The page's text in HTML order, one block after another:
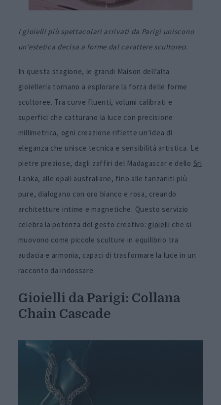
I gioielli più spettacolari arrivati da Parigi uniscono
un’estetica decisa a forme dal carattere scultoreo.
In questa stagione, le grandi Maison dell’alta
gioielleria tornano a esplorare la forza delle forme
scultoree. Tra curve fluenti, volumi calibrati e
superfici che catturano la luce con precisione
millimetrica, ogni creazione riflette un’idea di
eleganza che unisce tecnica e sensibilità artistica. Le
pietre preziose, dagli zaffiri del Madagascar e dello Sri
Lanka, alle opali australiane, fino alle tanzaniti più
pure, dialogano con oro bianco e rosa, creando
architetture intime e magnetiche. Questo servizio
celebra la potenza del gesto creativo: gioielli che si
muovono come piccole sculture in equilibrio tra
audacia e armonia, capaci di trasformare la luce in un
racconto da indossare.
Gioielli da Parigi: Collana
Chain Cascade